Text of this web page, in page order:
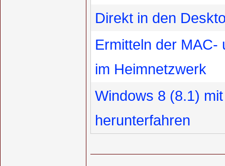
Direkt in den
Ermitteln der MAC-
im Heimnetzwerk
Windows 8 (8.1)
herunterfahren